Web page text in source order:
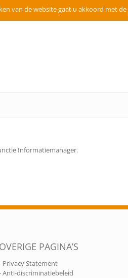
van de website gaat u akkoord met de
Informatiemanager.
OVERIGE PAGINA’S
Privacy Statement
Anti-discriminatiebeleid